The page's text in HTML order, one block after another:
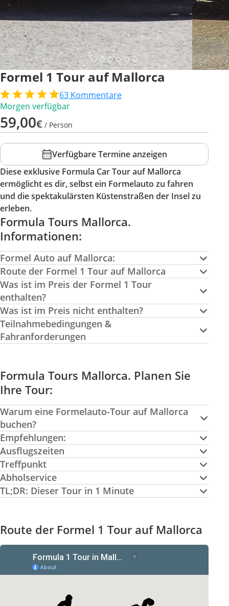
Formel 1 Tour auf Mallorca
63 Kommentare
Morgen verfügbar
59,00€ / Person
Verfügbare Termine anzeigen
Diese exklusive Formula Car Tour auf Mallorca
ermöglicht es dir, selbst ein Formelauto zu fahren
und die spektakulärsten Küstenstraßen der Insel zu
erleben.
Formula Tours Mallorca.
Informationen:
Formel Auto auf Mallorca:
Route der Formel 1 Tour auf Mallorca
Was ist im Preis der Formel 1 Tour
enthalten?
Was ist im Preis nicht enthalten?
Teilnahmebedingungen &
Fahranforderungen
Formula Tours Mallorca. Planen Sie
Ihre Tour:
Warum eine Formelauto-Tour auf Mallorca
buchen?
Empfehlungen:
Ausflugszeiten
Treffpunkt
Abholservice
TL;DR: Dieser Tour in 1 Minute
Route der Formel 1 Tour auf Mallorca